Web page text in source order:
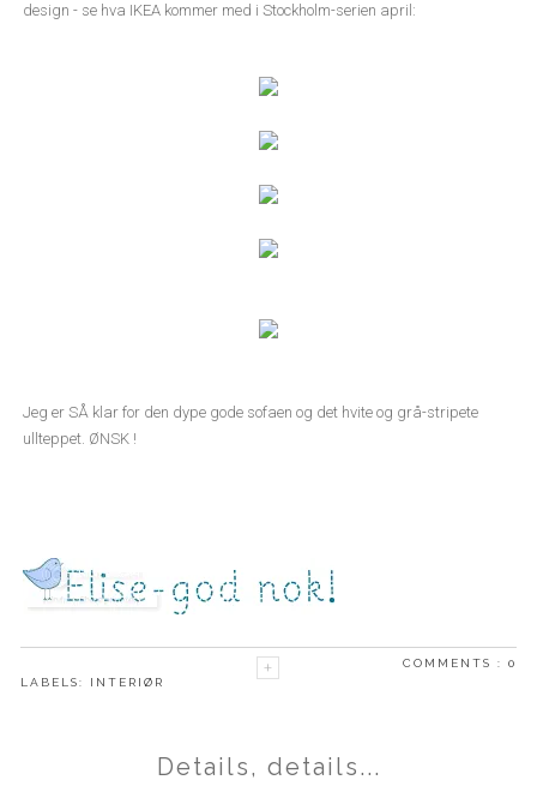
design - se hva IKEA kommer med i Stockholm-serien april:
Jeg er SÅ klar for den dype gode sofaen og det hvite og grå-stripete
ullteppet. ØNSK !
COMMENTS : 0
LABELS: INTERIØR
Details, details...